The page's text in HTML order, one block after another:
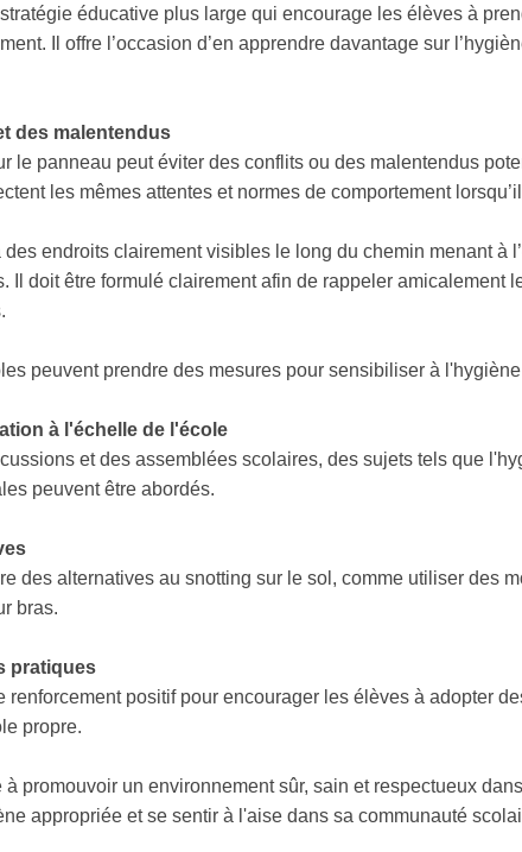
éducative plus large qui encourage les élèves à
Il offre l’occasion d’en apprendre davantage sur
des malentendus
le panneau peut éviter des conflits ou des malentendus
les mêmes attentes et normes de comportement
endroits clairement visibles le long du chemin menant à
Il doit être formulé clairement afin de rappeler amicalement
peuvent prendre des mesures pour sensibiliser à
à l'échelle de l'école
et des assemblées scolaires, des sujets tels que
peuvent être abordés.
des alternatives au snotting sur le sol, comme utiliser des
bras.
pratiques
renforcement positif pour encourager les élèves à adopter
propre.
promouvoir un environnement sûr, sain et respectueux
appropriée et se sentir à l'aise dans sa communauté